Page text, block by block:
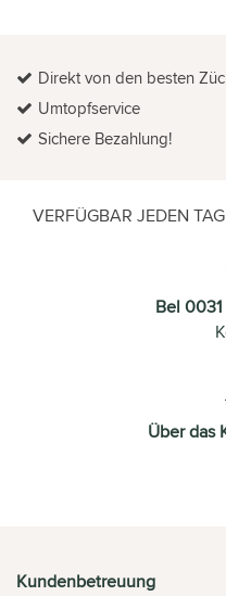
Direkt von den besten
Umtopfservice
Sichere Bezahlung!
VERFÜGBAR JEDEN
Bel
Über das
Kundenbetreuung